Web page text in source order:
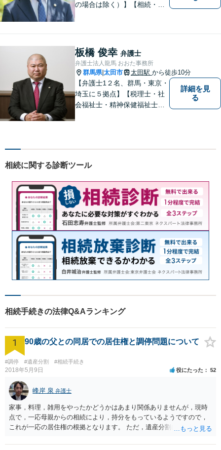
の場合は除く）】【相続・債
以上の弁護士が所属／チーム
で連携し、問題解決に向けて
取り組みます。おひとりで悩
まずに、お気軽にお問い合わ
せください。
板橋 俊幸 弁護士
弁護士法人龍馬 おおた事務所
群馬県|太田市 太田駅 から徒歩10分
【弁護士1２名、群馬・東京・
埼玉に５拠点】【税理士・社
会福祉士・精神保健福祉士が
能】
詳細を見
る
相続に関する診断ツール
相続手続きの法律Q&Aランキング
1 90歳の父との同居での居住権と調停問題について
#調停 #遺産分割 #相続手続き
2018年5月9日 役にたった 52
峰岸 泉 弁護士
家事，料理，雑用をやったかどうかはあまり関係ありませんが，現時
点で，一応母親からの相続により，持分をもっているようですので，
これが一応の居住権の根拠となります。 ただ，遺産分割により，母の